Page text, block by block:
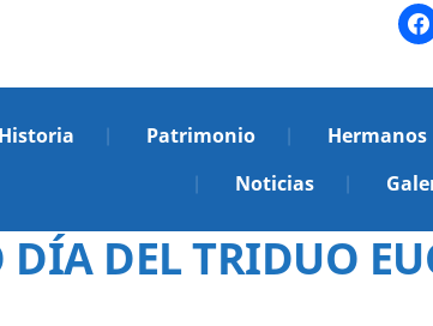
Historia Patrimonio Hermanos
Noticias
DÍA DEL TRIDUO